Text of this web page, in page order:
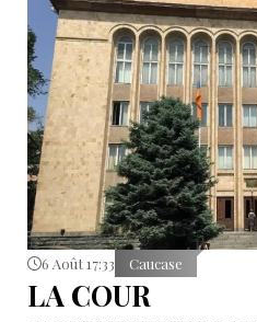
6 Août 17:33 Caucase
LA COUR